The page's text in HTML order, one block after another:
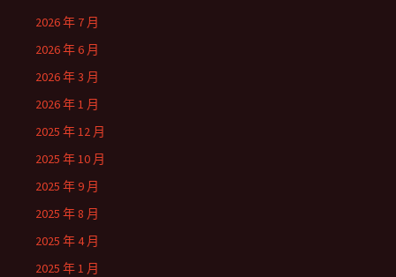
2026 年 7 月
2026 年 6 月
2026 年 3 月
2026 年 1 月
2025 年 12 月
2025 年 10 月
2025 年 9 月
2025 年 8 月
2025 年 4 月
2025 年 1 月